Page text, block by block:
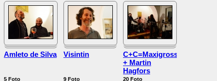
Amleto de Silva
5 Foto
Visintin
9 Foto
C+C=Maxigross
+ Martin
Hagfors
20 Foto